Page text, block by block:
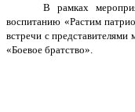
В рамках
воспитанию «Растим
встречи с представителями
«Боевое братство».